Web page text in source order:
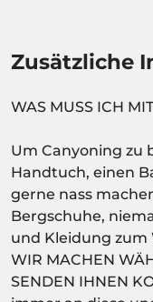
Zusätzliche
WAS MUSS ICH
Um Canyoning zu
Handtuch, einen
gerne nass
Bergschuhe,
und Kleidung zum
WIR MACHEN
SENDEN IHNEN